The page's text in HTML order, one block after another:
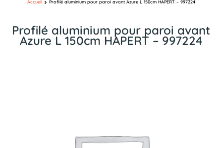
Profilé aluminium pour paroi avant
Azure L 150cm HAPERT – 997224
Accueil Profilé aluminium pour paroi avant Azure L 150cm HAPERT – 997224